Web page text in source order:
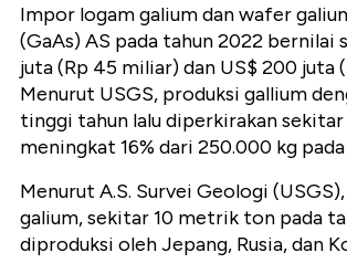
Impor logam galium dan wafer
(GaAs) AS pada tahun 2022 bernilai
juta (Rp 45 miliar) dan US$ 200 juta
Menurut USGS, produksi gallium
tinggi tahun lalu diperkirakan
meningkat 16% dari 250.000 kg
Menurut A.S. Survei Geologi
galium, sekitar 10 metrik ton pada
diproduksi oleh Jepang, Rusia, dan